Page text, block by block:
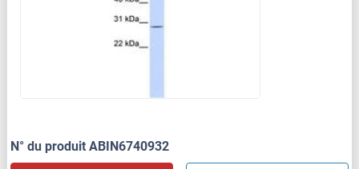
N° du produit ABIN6740932